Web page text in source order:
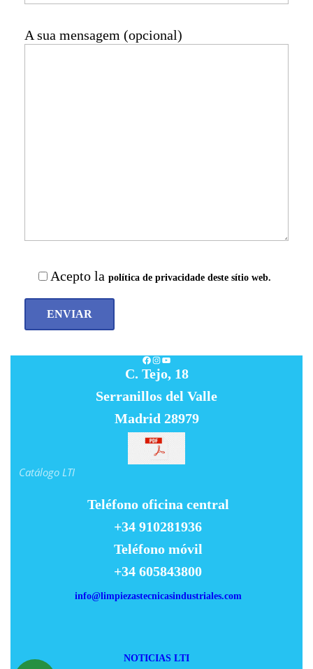
A sua mensagem (opcional)
Acepto la política de privacidade deste sítio web.
Facebook
Instagram
YouTube
C. Tejo, 18
Serranillos del Valle
Madrid 28979
Catálogo LTI
Teléfono oficina central
+34 910281936
Teléfono móvil
+34 605843800
info@limpiezastecnicasindustriales.com
NOTICIAS LTI